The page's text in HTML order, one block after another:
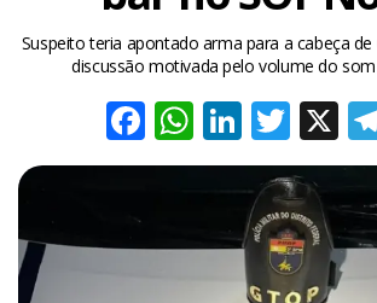
Suspeito teria apontado arma para a cabeça
discussão motivada pelo volume do
Facebook
WhatsApp
X